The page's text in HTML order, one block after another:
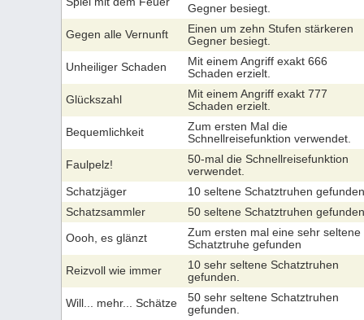
Gegner besiegt.
Gegen alle Vernunft
Einen um zehn Stufen stärkeren
Gegner besiegt.
Unheiliger Schaden
Mit einem Angriff exakt 666
Schaden erzielt.
Glückszahl
Mit einem Angriff exakt 777
Schaden erzielt.
Bequemlichkeit
Zum ersten Mal die
Schnellreisefunktion verwendet.
Faulpelz!
50-mal die Schnellreisefunktion
verwendet.
Schatzjäger
10 seltene Schatztruhen
Schatzsammler
50 seltene Schatztruhen
Oooh, es glänzt
Zum ersten mal eine sehr seltene
Schatztruhe gefunden
Reizvoll wie immer
10 sehr seltene Schatztruhen
gefunden.
Will... mehr... Schätze
50 sehr seltene Schatztruhen
gefunden.